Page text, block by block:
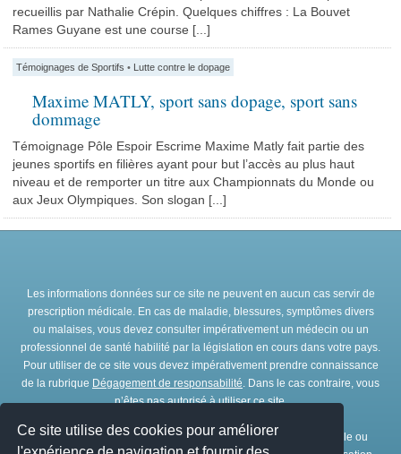
Ce site utilise des cookies pour améliorer
recueillis par Nathalie Crépin. Quelques chiffres : La Bouvet
Rames Guyane est une course [...]
Témoignages de Sportifs • Lutte contre le dopage
Maxime MATLY, sport sans dopage, sport sans
dommage
Témoignage Pôle Espoir Escrime Maxime Matly fait partie des
jeunes sportifs en filières ayant pour but l’accès au plus haut
niveau et de remporter un titre aux Championnats du Monde ou
aux Jeux Olympiques. Son slogan [...]
Les informations données sur ce site ne peuvent en aucun cas servir de
prescription médicale. En cas de maladie, blessures, symptômes divers
ou malaises, vous devez consulter impérativement un médecin ou un
professionnel de santé habilité par la législation en cours dans votre pays.
Pour utiliser de ce site vous devez impérativement prendre connaissance
de la rubrique Dégagement de responsabilité. Dans le cas contraire, vous
n’êtes pas autorisé à utiliser ce site.
Toute représentation et/ou reproduction et/ou exploitation partielle ou